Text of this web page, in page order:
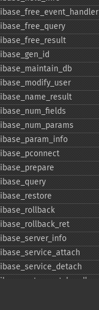
ibase_​free_​event_​handler
ibase_​free_​query
ibase_​free_​result
ibase_​gen_​id
ibase_​maintain_​db
ibase_​modify_​user
ibase_​name_​result
ibase_​num_​fields
ibase_​num_​params
ibase_​param_​info
ibase_​pconnect
ibase_​prepare
ibase_​query
ibase_​restore
ibase_​rollback
ibase_​rollback_​ret
ibase_​server_​info
ibase_​service_​attach
ibase_​service_​detach
ibase_​set_​event_​handler